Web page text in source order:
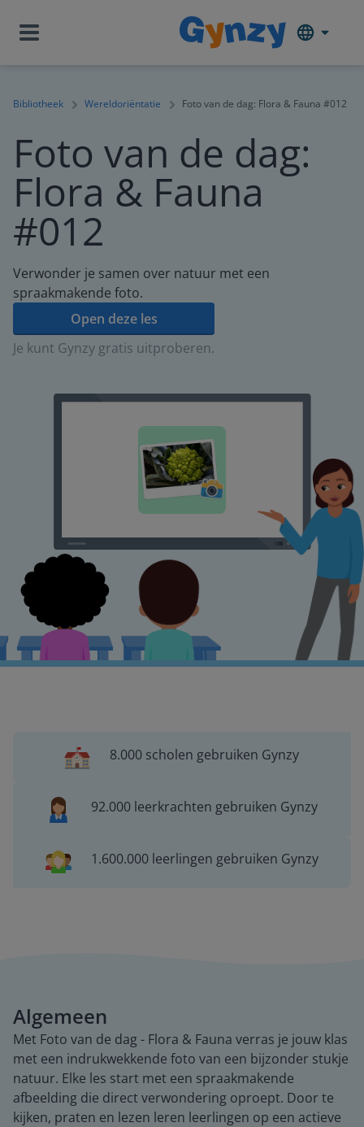
Bibliotheek Wereldoriëntatie Foto van de dag: Flora & Fauna #012
Foto van de dag:
Flora & Fauna
#012
Verwonder je samen over natuur met een
spraakmakende foto.
Open deze les
Je kunt Gynzy gratis uitproberen.
8.000 scholen gebruiken Gynzy
92.000 leerkrachten gebruiken Gynzy
1.600.000 leerlingen gebruiken Gynzy
Algemeen
Met Foto van de dag - Flora & Fauna verras je jouw klas
met een indrukwekkende foto van een bijzonder stukje
natuur. Elke les start met een spraakmakende
afbeelding die direct verwondering oproept. Door te
kijken, praten en lezen leren leerlingen op een actieve